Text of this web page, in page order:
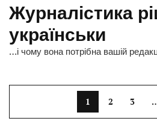
Журналістика
українськи
…і чому вона потрібна вашій
1 2 3